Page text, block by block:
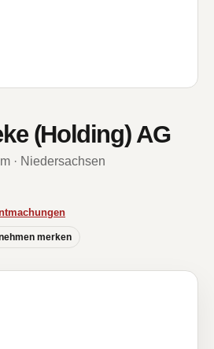
(Holding) AG
· Niedersachsen
merken